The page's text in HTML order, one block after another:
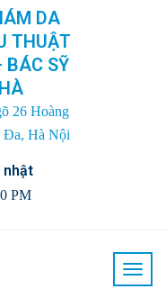
DA
THUẬT
BÁC SỸ
26 Hoàng
Đa, Hà Nội
PM